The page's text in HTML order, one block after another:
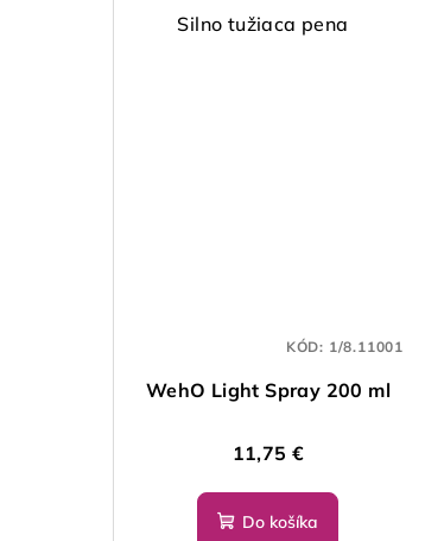
Silno tužiaca pena
WehO Light Spray 200 ml
11,75 €
Do košíka
KÓD: 1/8.11001